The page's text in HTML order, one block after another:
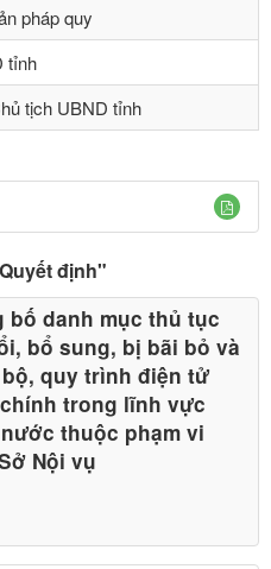
pháp quy
tỉnh
tịch UBND tỉnh
định"
bố danh mục thủ tục
bổ sung, bị bãi bỏ và
quy trình điện tử
trong lĩnh vực
thuộc phạm vi
Nội vụ